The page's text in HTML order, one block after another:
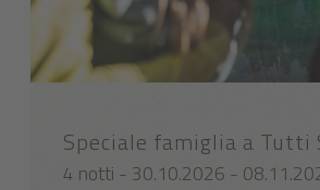
Speciale famiglia a Tutti
4 notti - 30.10.2026 -